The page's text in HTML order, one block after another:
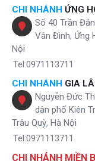
toàn tuyệt đối với gia
Tiếp để là bình chứa
cao cấp, an toàn
cũng được làm từ
bảo vệ tốt cho hệ thống
Điểm đặc biệt hơn cả
chứa đồ tiện lợi phía
khoang để đựng cốc
CHI NHÁNH ỨNG
Số 40 Trần
Vân Đình, Ứng
Nội
Tel:0971113711
CHI NHÁNH GIA
Nguyễn Đức
dân phố Kiên
Trâu Quỳ, Hà Nội
Tel:0971113711
CHI NHÁNH MIỀN